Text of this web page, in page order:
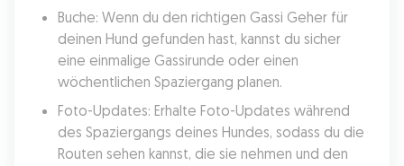
Buche: Wenn du den richtigen Gassi Geher für
deinen Hund gefunden hast, kannst du sicher
eine einmalige Gassirunde oder einen
wöchentlichen Spaziergang planen.
Foto-Updates: Erhalte Foto-Updates während
des Spaziergangs deines Hundes, sodass du die
Routen sehen kannst, die sie nehmen und den